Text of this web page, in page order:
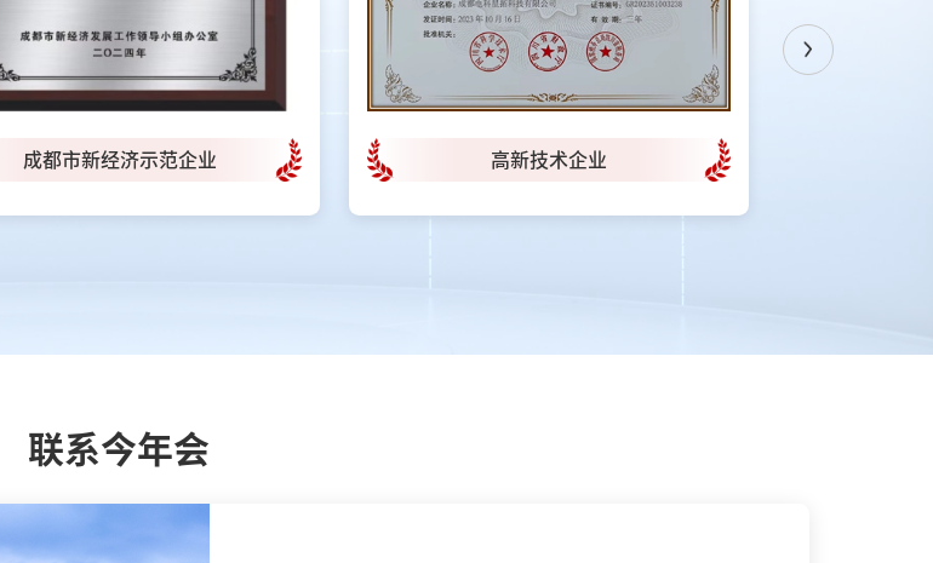
Previous
成都市新经济示范企业 高新技术企业
联系今年会